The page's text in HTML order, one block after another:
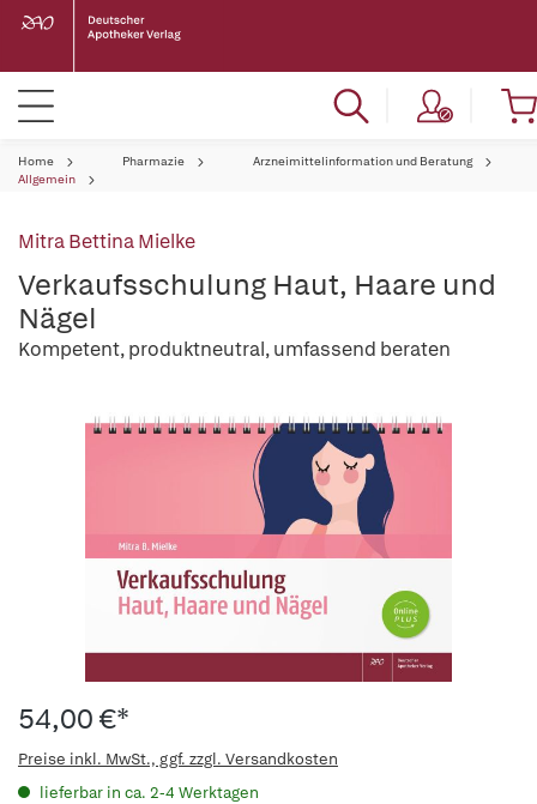
Home Pharmazie
Arzneimittelinformation und Beratung
Allgemein
Mitra Bettina Mielke
Verkaufsschulung Haut, Haare und
Nägel
Kompetent, produktneutral, umfassend beraten
54,00 €*
Preise inkl. MwSt., ggf. zzgl. Versandkosten
lieferbar in ca. 2-4 Werktagen